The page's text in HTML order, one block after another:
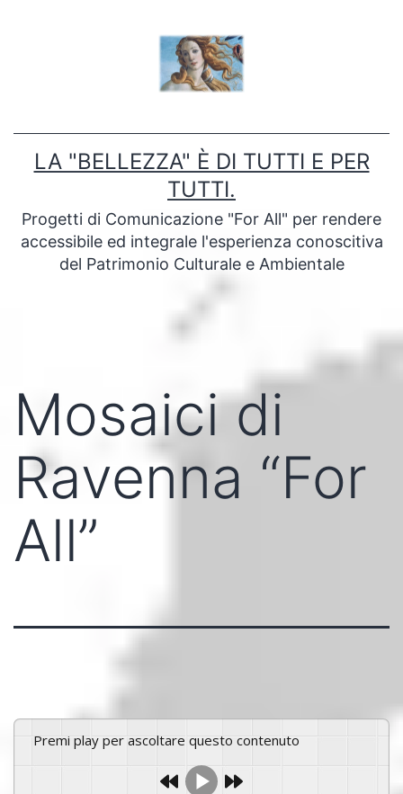
LA "BELLEZZA" È DI TUTTI E PER
TUTTI.
Progetti di Comunicazione "For All" per rendere
accessibile ed integrale l'esperienza conoscitiva
del Patrimonio Culturale e Ambientale
Mosaici di
Ravenna “For
All”
Premi play per ascoltare questo contenuto